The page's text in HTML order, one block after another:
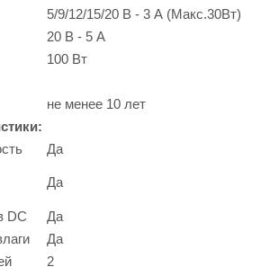
5/9/12/15/20 В - 3 А (Макс.30Вт)
20 В - 5 А
100 Вт
не менее 10 лет
Да
Да
DC
Да
Да
2